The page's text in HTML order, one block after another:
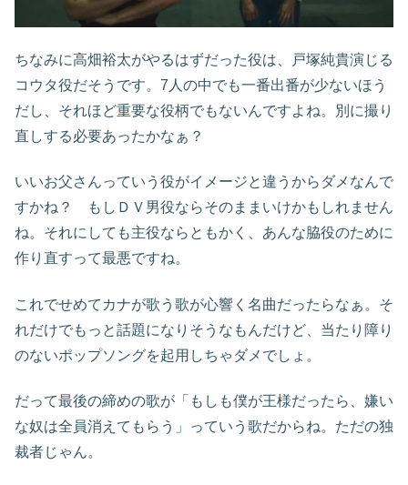
ちなみに高畑裕太がやるはずだった役は、戸塚純貴演じる
コウタ役だそうです。7人の中でも一番出番が少ないほう
だし、それほど重要な役柄でもないんですよね。別に撮り
直しする必要あったかなぁ？
いいお父さんっていう役がイメージと違うからダメなんで
すかね？ もしＤＶ男役ならそのままいけかもしれません
ね。それにしても主役ならともかく、あんな脇役のために
作り直すって最悪ですね。
これでせめてカナが歌う歌が心響く名曲だったらなぁ。そ
れだけでもっと話題になりそうなもんだけど、当たり障り
のないポップソングを起用しちゃダメでしょ。
だって最後の締めの歌が「もしも僕が王様だったら、嫌い
な奴は全員消えてもらう」っていう歌だからね。ただの独
裁者じゃん。